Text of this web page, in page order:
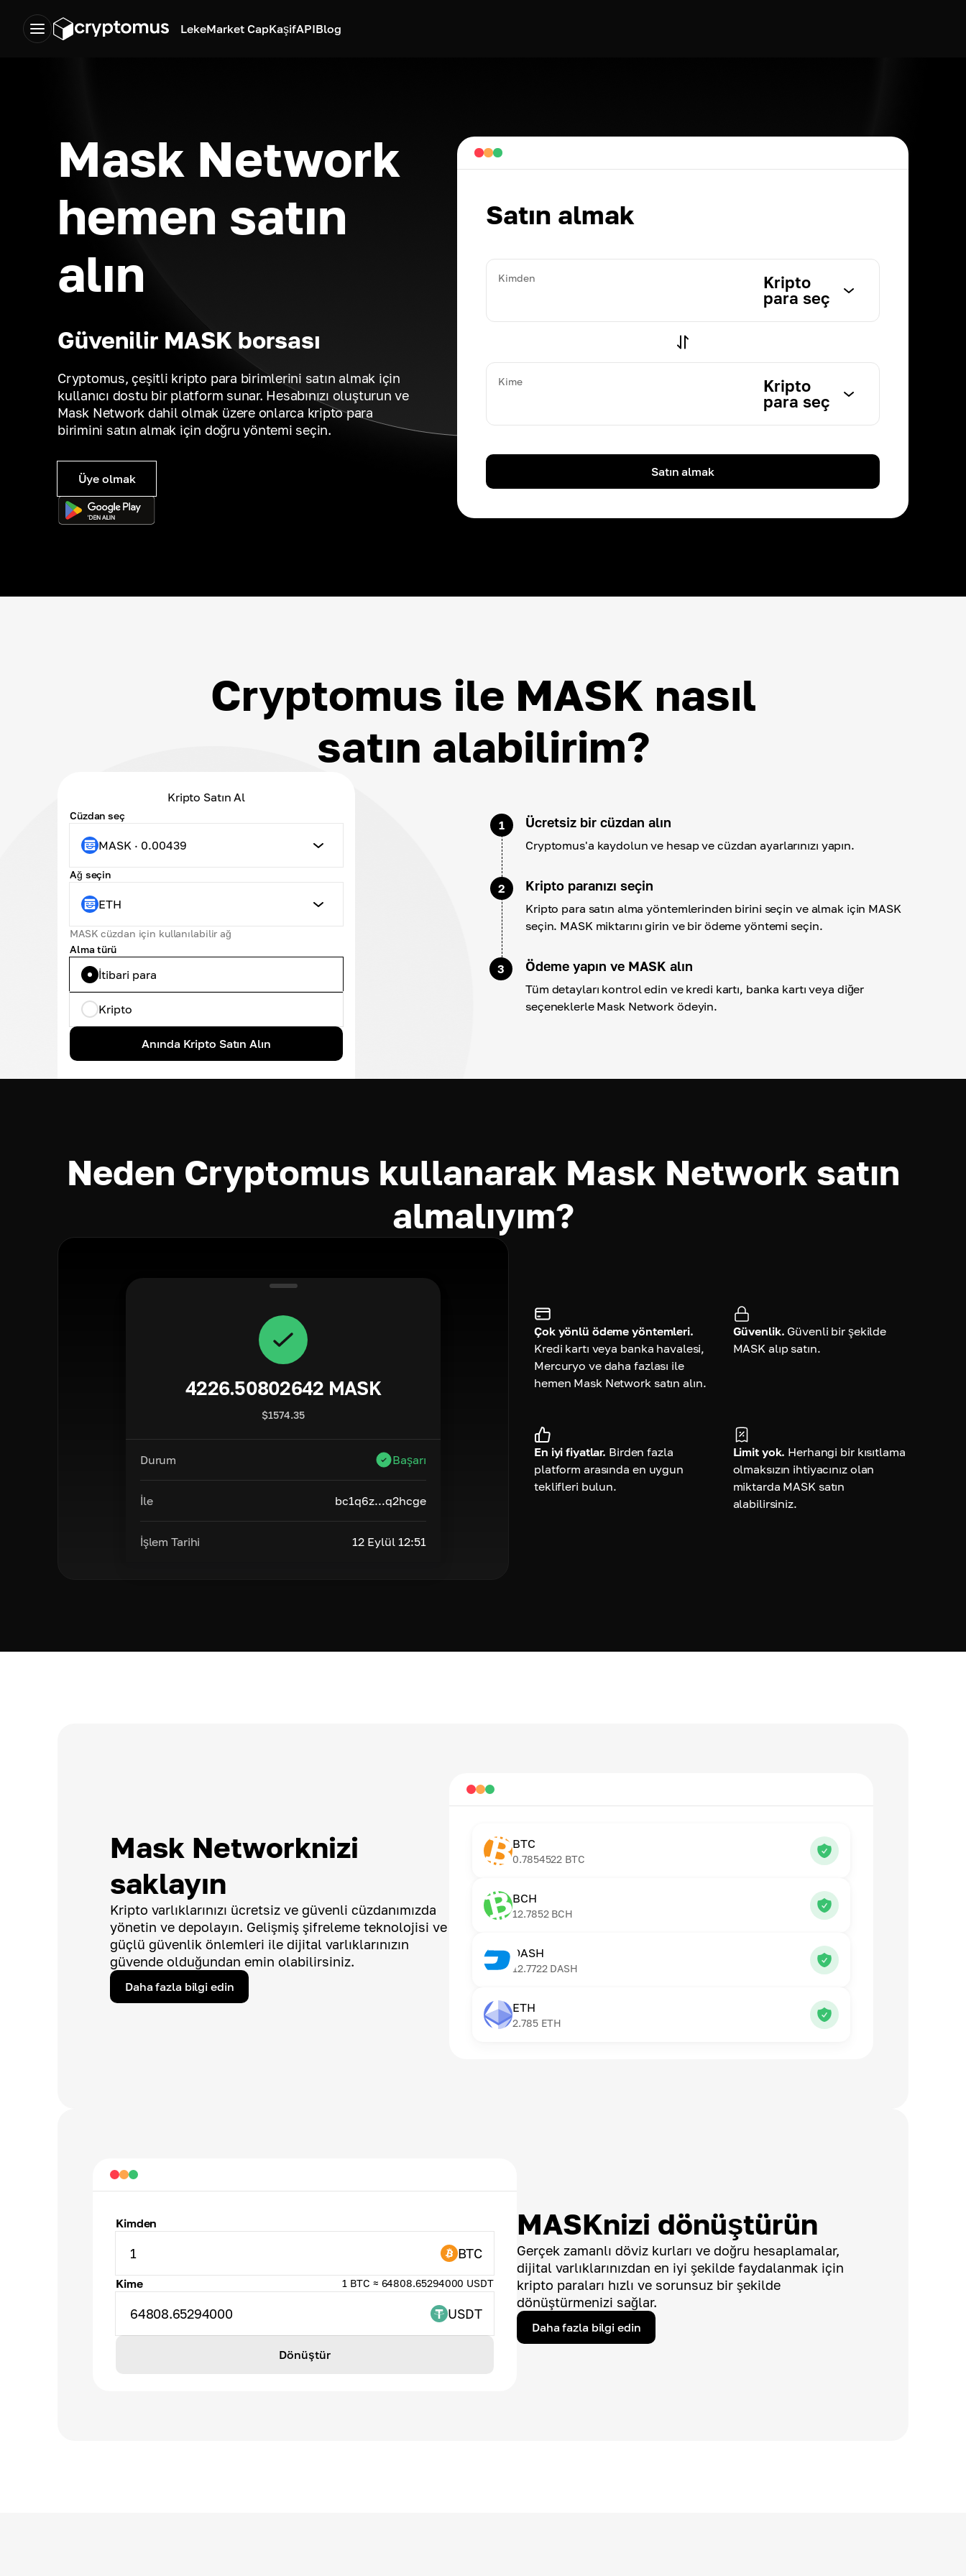
LekeMarket CapKaşifAPIBlog
Mask Network
hemen satın
alın
Güvenilir MASK borsası
Cryptomus, çeşitli kripto para birimlerini satın almak için
kullanıcı dostu bir platform sunar. Hesabınızı oluşturun ve
Mask Network dahil olmak üzere onlarca kripto para
birimini satın almak için doğru yöntemi seçin.
Üye olmak
Satın almak
Kimden
Kripto
para seç
Kime
Kripto
para seç
Satın almak
Cryptomus ile MASK nasıl
satın alabilirim?
Kripto Satın Al
Cüzdan seç
MASK · 0.00439
Ağ seçin
ETH
MASK cüzdan için kullanılabilir ağ
Alma türü
İtibari para
Kripto
Anında Kripto Satın Alın
1 Ücretsiz bir cüzdan alın
Cryptomus'a kaydolun ve hesap ve cüzdan ayarlarınızı yapın.
2 Kripto paranızı seçin
Kripto para satın alma yöntemlerinden birini seçin ve almak için MASK
seçin. MASK miktarını girin ve bir ödeme yöntemi seçin.
3 Ödeme yapın ve MASK alın
Tüm detayları kontrol edin ve kredi kartı, banka kartı veya diğer
seçeneklerle Mask Network ödeyin.
Neden Cryptomus kullanarak Mask Network satın
almalıyım?
4226.50802642 MASK
$1574.35
Durum Başarı
İle bc1q6z...q2hcge
İşlem Tarihi 12 Eylül 12:51
Çok yönlü ödeme yöntemleri.
Kredi kartı veya banka havalesi,
Mercuryo ve daha fazlası ile
hemen Mask Network satın alın.
Güvenlik. Güvenli bir şekilde
MASK alıp satın.
En iyi fiyatlar. Birden fazla
platform arasında en uygun
teklifleri bulun.
Limit yok. Herhangi bir kısıtlama
olmaksızın ihtiyacınız olan
miktarda MASK satın
alabilirsiniz.
Mask Networknizi
saklayın
Kripto varlıklarınızı ücretsiz ve güvenli cüzdanımızda
yönetin ve depolayın. Gelişmiş şifreleme teknolojisi ve
güçlü güvenlik önlemleri ile dijital varlıklarınızın
güvende olduğundan emin olabilirsiniz.
Daha fazla bilgi edin
BTC
0.7854522 BTC
BCH
12.7852 BCH
DASH
12.7722 DASH
ETH
2.785 ETH
MASKnizi dönüştürün
Gerçek zamanlı döviz kurları ve doğru hesaplamalar,
dijital varlıklarınızdan en iyi şekilde faydalanmak için
kripto paraları hızlı ve sorunsuz bir şekilde
dönüştürmenizi sağlar.
Daha fazla bilgi edin
Kimden
1 BTC
Kime 1 BTC ≈ 64808.65294000 USDT
64808.65294000 USDT
Dönüştür